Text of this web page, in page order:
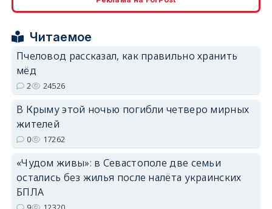
erid: 2SDnjcrDNw6
erid: 2SDnjdPjgYS
Читаемое
Пчеловод рассказал, как правильно хранить
мёд
2 24526
В Крыму этой ночью погибли четверо мирных
жителей
0 17262
«Чудом живы»: в Севастополе две семьи
остались без жилья после налёта украинских
БПЛА